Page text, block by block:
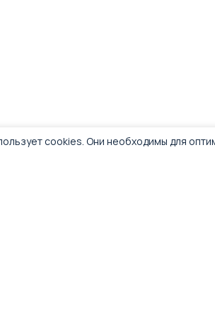
cookies. Они необходимы для